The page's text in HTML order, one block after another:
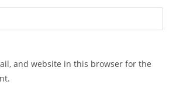
and website in this browser for the